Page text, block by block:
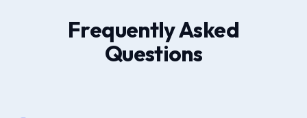
Frequently Asked
Questions